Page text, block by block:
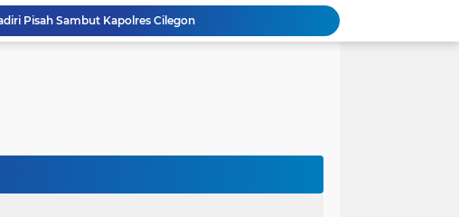
Pisah Sambut Kapolres Cilegon
Dan Amon Apresiasi DIRINTELKAM Polda
GWI Desak Polisi Usut Tuntas Jaringan Peredaran Obat Keras Daftar G di Pamulang